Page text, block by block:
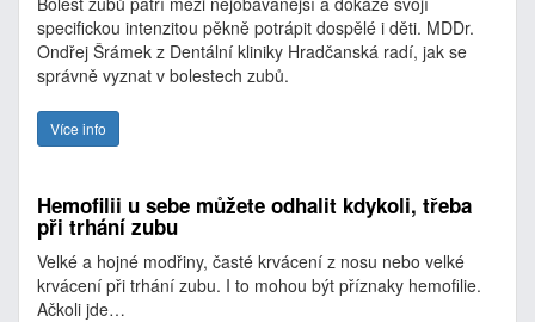
specifickou intenzitou pěkně potrápit dospělé i děti. MDDr.
Ondřej Šrámek z Dentální kliniky Hradčanská radí, jak se
správně vyznat v bolestech zubů.
Více info
Hemofilii u sebe můžete odhalit kdykoli, třeba
při trhání zubu
Velké a hojné modřiny, časté krvácení z nosu nebo velké
krvácení při trhání zubu. I to mohou být příznaky hemofilie.
Ačkoli jde…